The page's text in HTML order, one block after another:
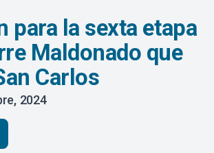
para la sexta etapa
Maldonado que
Carlos
2024